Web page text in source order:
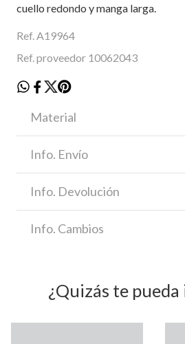
cuello redondo y manga larga.
Ref. A19964
Ref. proveedor 10062043
Material
Info. Envío
Info. Devolución
Info. Cambios
¿Quizás te